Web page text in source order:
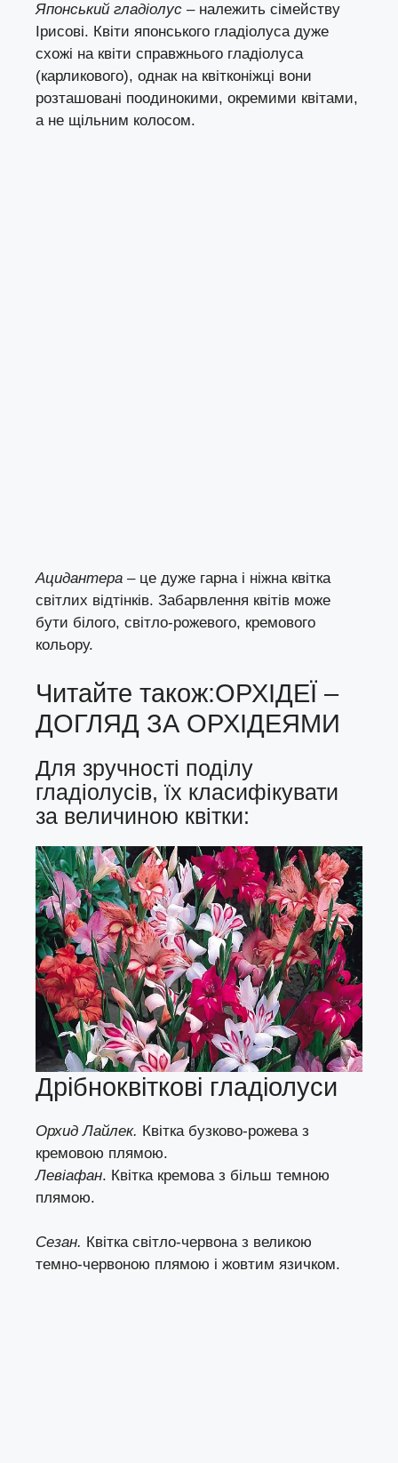
Японський гладіолус – належить сімейству
Ірисові. Квіти японського гладіолуса дуже
схожі на квіти справжнього гладіолуса
(карликового), однак на квітконіжці вони
розташовані поодинокими, окремими квітами,
а не щільним колосом.
Ацидантера – це дуже гарна і ніжна квітка
світлих відтінків. Забарвлення квітів може
бути білого, світло-рожевого, кремового
кольору.
Читайте також:ОРХІДЕЇ –
ДОГЛЯД ЗА ОРХІДЕЯМИ
Для зручності поділу
гладіолусів, їх класифікувати
за величиною квітки:
Дрібноквіткові гладіолуси
Орхид Лайлек. Квітка бузково-рожева з
кремовою плямою.
Левіафан. Квітка кремова з більш темною
плямою.
Сезан. Квітка світло-червона з великою
темно-червоною плямою і жовтим язичком.